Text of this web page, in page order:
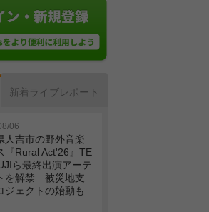
新着ライブレポート
06
人吉市の野外音楽
『Rural Act'26』TE
ら最終出演アーテ
を解禁 被災地支
ジェクトの始動も